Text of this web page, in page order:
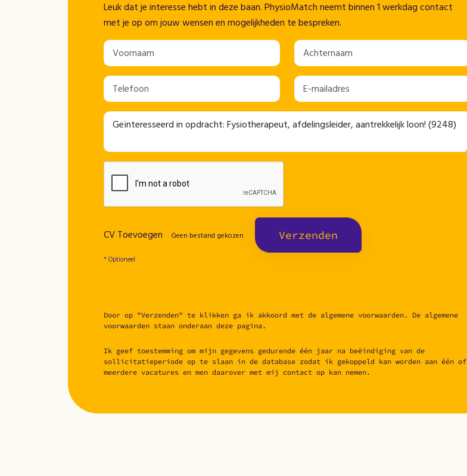
Leuk dat je interesse hebt in deze baan. PhysioMatch neemt binnen 1 werkdag contact
met je op om jouw wensen en mogelijkheden te bespreken.
CV Toevoegen Geen bestand gekozen Verzenden
* Optioneel
Door op "Verzenden" te klikken ga ik akkoord met de algemene voorwaarden. De algemene
voorwaarden staan onderaan deze pagina.
Ik geef toestemming om mijn gegevens gedurende één jaar na beëindiging van de
sollicitatieperiode op te slaan in de database zodat ik gekoppeld kan worden aan één of
meerdere vacatures en men daarover met mij contact op kan nemen.